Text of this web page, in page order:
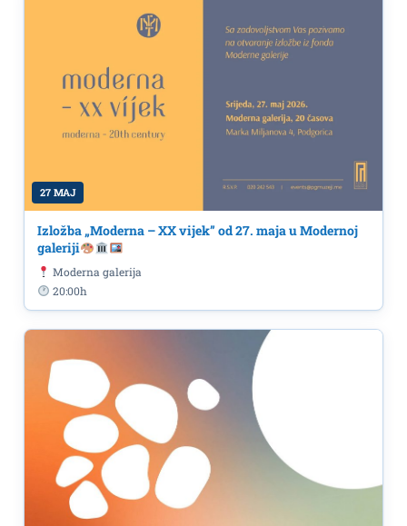
27 MAJ
Izložba „Moderna – XX vijek” od 27. maja u Modernoj
galeriji
Moderna galerija
20:00h